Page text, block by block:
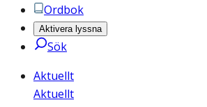
Ordbok
Aktivera lyssna
Sök
Aktuellt
Aktuellt